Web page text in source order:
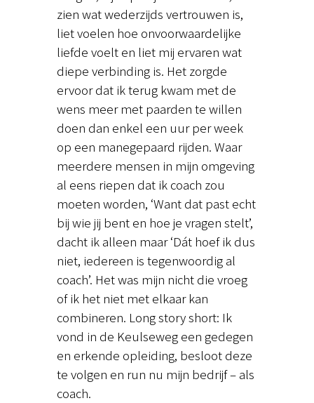
zien wat wederzijds vertrouwen is,
liet voelen hoe onvoorwaardelijke
liefde voelt en liet mij ervaren wat
diepe verbinding is. Het zorgde
ervoor dat ik terug kwam met de
wens meer met paarden te willen
doen dan enkel een uur per week
op een manegepaard rijden. Waar
meerdere mensen in mijn omgeving
al eens riepen dat ik coach zou
moeten worden, ‘Want dat past echt
bij wie jij bent en hoe je vragen stelt’,
dacht ik alleen maar ‘Dát hoef ik dus
niet, iedereen is tegenwoordig al
coach’. Het was mijn nicht die vroeg
of ik het niet met elkaar kan
combineren. Long story short: Ik
vond in de Keulseweg een gedegen
en erkende opleiding, besloot deze
te volgen en run nu mijn bedrijf – als
coach.